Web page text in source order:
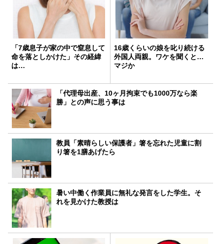
「7歳息子が家の中で窒息して
命を落としかけた」その経緯
は…
16歳くらいの娘を叱り続ける
外国人両親。ワケを聞くと…
マジか
「代理母出産、10ヶ月拘束でも1000万なら楽
勝」との声に思う事は
教員「素晴らしい保護者」箸を忘れた児童に割
り箸を1膳あげたら
暑い中働く作業員に無礼な発言をした学生。そ
れを見かけた教授は